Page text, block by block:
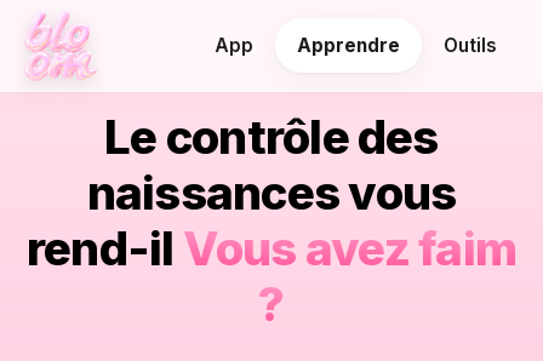
App Apprendre Outils
Le contrôle des
naissances vous
rend-il Vous avez faim
?